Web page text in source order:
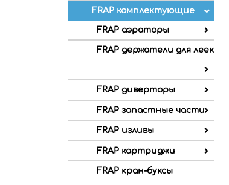
FRAP комплектующие
FRAP аэраторы
FRAP держатели для леек
FRAP диверторы
FRAP запастные части
FRAP изливы
FRAP картриджи
FRAP кран-буксы